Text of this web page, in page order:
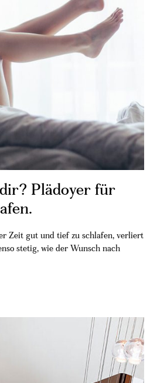
Plädoyer für
Zeit gut und tief zu schlafen, verliert
stetig, wie der Wunsch nach